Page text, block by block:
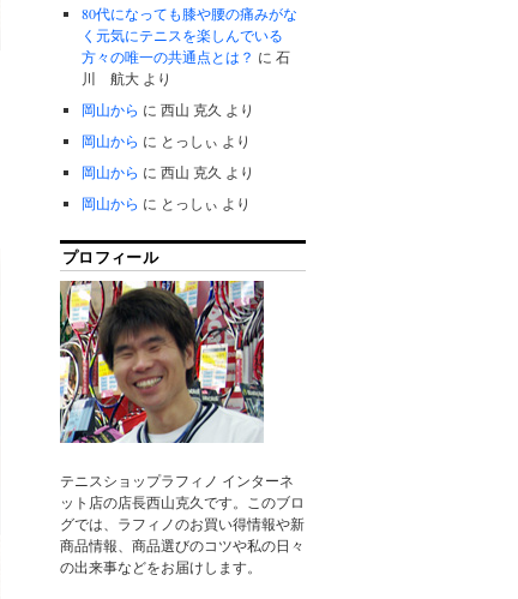
80代になっても膝や腰の痛みがな
く元気にテニスを楽しんでいる
方々の唯一の共通点とは？ に石
川 航大 より
岡山から に西山 克久 より
岡山から に とっしぃ より
岡山から に西山 克久 より
岡山から に とっしぃ より
プロフィール
テニスショップラフィノ インターネ
ット店の店長西山克久です。このブロ
グでは、ラフィノのお買い得情報や新
商品情報、商品選びのコツや私の日々
の出来事などをお届けします。